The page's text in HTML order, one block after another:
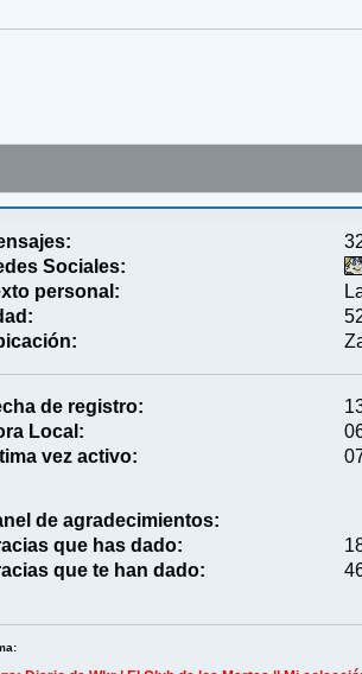
Sociales:
personal:
de registro:
Local:
vez activo:
de agradecimientos:
que has dado:
que te han dado: